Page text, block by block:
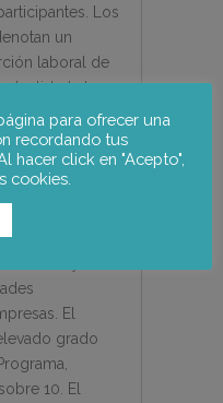
Los
un
laboral de
el
En torno
les ha sido
profesional
su puesto de
participantes
El
grado
10. El
para ofrecer una
recordando tus
hacer click en "Acepto",
cookies.